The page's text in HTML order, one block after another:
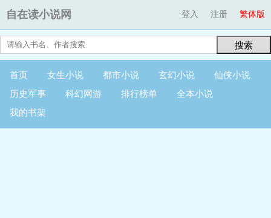
自在读小说网 繁体版
登入 注册
搜索
首页 女生小说 都市小说 玄幻小说
仙侠小说
历史军事
科幻网游 排行榜单
全本小说
我的书架